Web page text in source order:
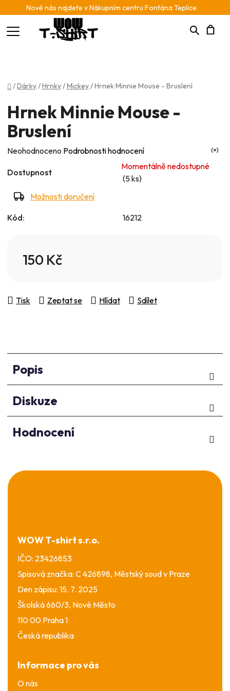
Nově nás najdete v Nákupním centru Fontána Teplice
Hledat
Domů
/Dárky/Hrnky/Mickey/Hrnek Minnie Mouse - Bruslení
Dostupnost
Momentálně nedostupné
(5 ks)
Možnosti doručení
Kód: 16212
150 Kč
Tisk Zeptat se Hlídat Sdílet
Hrnek Minnie Mouse -
Bruslení
Průměrné
produktu
z
Neohodnoceno Podrobnosti hodnocení
Popis
Diskuze
Hodnocení
Z
á
WOW T-shirt s.r.o.
IČO: 23426853
Spisová značka: C 426898, Městský soud v Praze
Den zápisu: 15. 7. 2025
Školská 660/3, Nové Město
110 00 Praha 1
Česká republika
Informace pro vás
O nás